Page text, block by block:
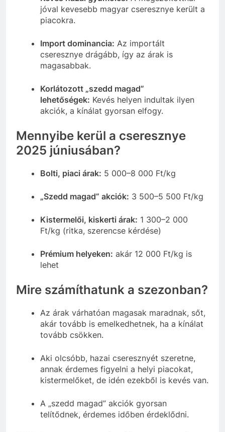
jóval kevesebb magyar cseresznye került a
piacokra.
Import dominancia: Az importált
cseresznye drágább, így az árak is
magasabbak.
Korlátozott „szedd magad”
lehetőségek: Kevés helyen indultak ilyen
akciók, a kínálat gyorsan elfogy.
Mennyibe kerül a cseresznye
2025 júniusában?
Bolti, piaci árak: 5 000–8 000 Ft/kg
„Szedd magad” akciók: 3 500–5 500 Ft/kg
Kistermelői, kiskerti árak: 1 300–2 000
Ft/kg (ritka, szerencse kérdése)
Prémium helyeken: akár 12 000 Ft/kg is
lehet
Mire számíthatunk a szezonban?
Az árak várhatóan magasak maradnak, sőt,
akár tovább is emelkedhetnek, ha a kínálat
tovább csökken.
Aki olcsóbb, hazai cseresznyét szeretne,
annak érdemes figyelni a helyi piacokat,
kistermelőket, de idén ezekből is kevés van.
A „szedd magad” akciók gyorsan
telítődnek, érdemes időben érdeklődni.